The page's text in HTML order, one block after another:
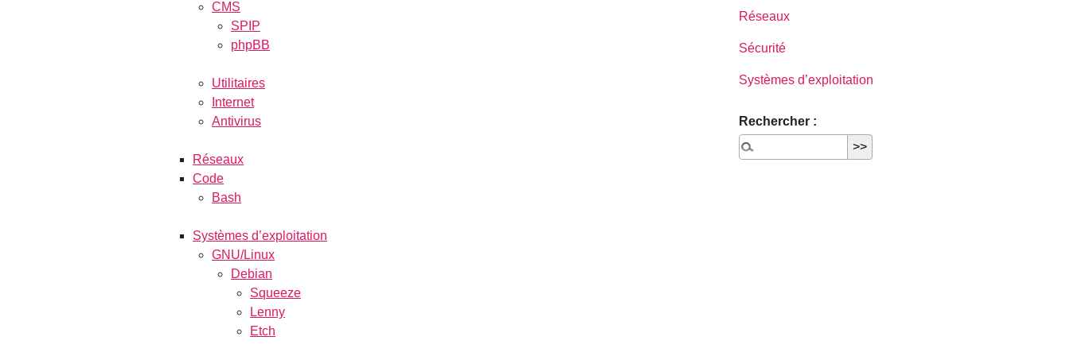
CMS
SPIP
phpBB
Utilitaires
Internet
Antivirus
Réseaux
Code
Bash
Systèmes d’exploitation
GNU/Linux
Debian
Squeeze
Lenny
Etch
Réseaux
Sécurité
Systèmes d’exploitation
Rechercher :